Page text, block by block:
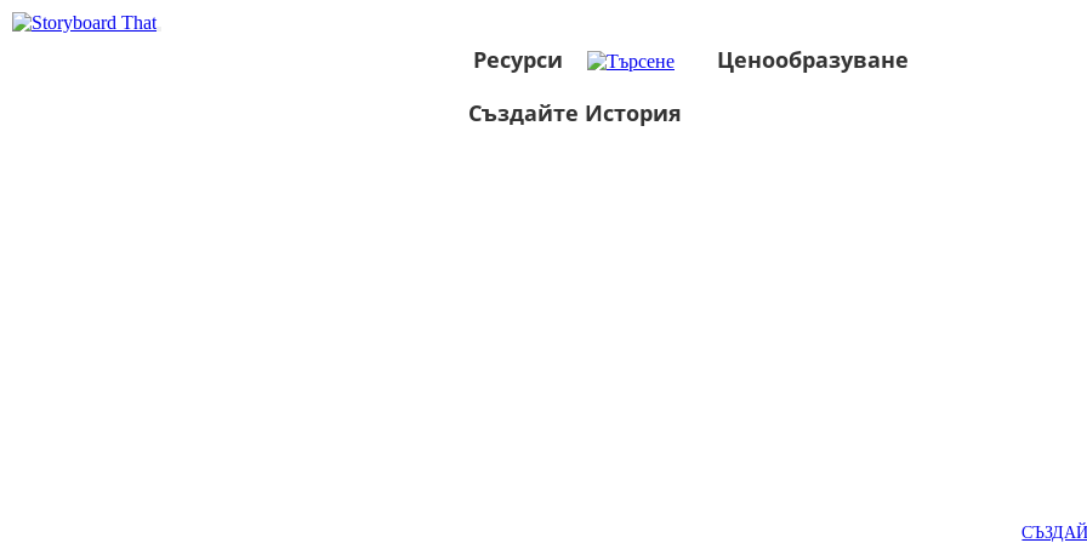
Ресурси
Ценообразуване
Създайте История